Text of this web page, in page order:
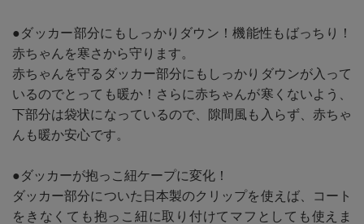
●ダッカー部分にもしっかりダウン！機能性もばっちり！
赤ちゃんを寒さから守ります。
赤ちゃんを守るダッカー部分にもしっかりダウンが入って
いるのでとっても暖か！さらに赤ちゃんが寒くないよう、
下部分は袋状になっているので、隙間風も入らず、赤ちゃ
んも暖か安心です。
●ダッカーが抱っこ紐ケープに変化！
ダッカー部分についた日本製のクリップを使えば、コート
をきなくても抱っこ紐に取り付けてマフとしても使えま